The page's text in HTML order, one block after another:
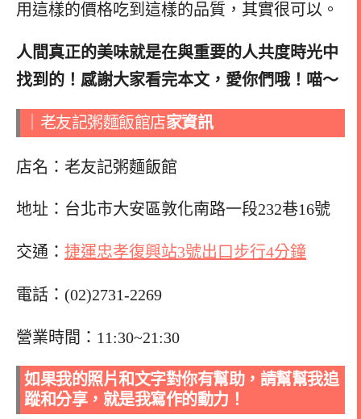
用這樣的價格吃到這樣的品質，其實很可以。
人間真正的美味就是在與重要的人共度時光中
找到的！感謝大家看完本文，愛你們哦！喵～
｜老友記粥麵飯館店家資訊
店名：老友記粥麵飯館
地址：台北市大安區敦化南路一段232巷16號
交通： 捷運忠孝復興站3號出口步行4分鐘
電話：(02)2731-2269
營業時間：11:30~21:30
如果我的照片和文字對你有幫助，請幫幫我追
蹤和分享，就是我寫作的動力！